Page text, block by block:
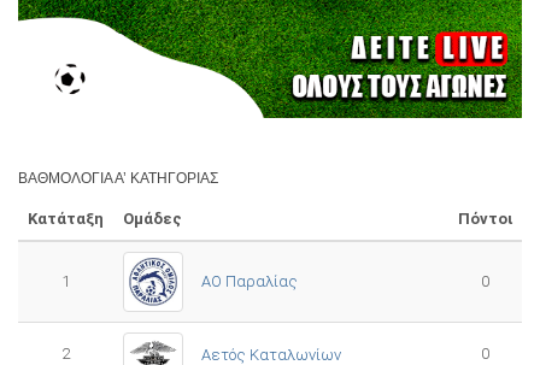
ΒΑΘΜΟΛΟΓΊΑ Α’ ΚΑΤΗΓΟΡΊΑΣ
Κατάταξη Ομάδες Πόντοι
1 ΑΟ Παραλίας 0
2 Αετός Καταλωνίων 0